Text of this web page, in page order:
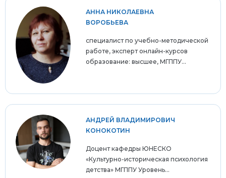
АННА НИКОЛАЕВНА
ВОРОБЬЕВА
специалист по учебно-методической
работе, эксперт онлайн-курсов
образование: высшее, МГППУ...
АНДРЕЙ ВЛАДИМИРОВИЧ
КОНОКОТИН
Доцент кафедры ЮНЕСКО
«Культурно-историческая психология
детства» МГППУ Уровень...